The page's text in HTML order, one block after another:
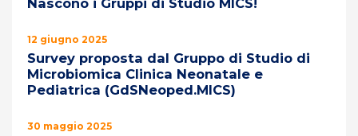
Nascono i Gruppi di Studio MICS!
12 giugno 2025
Survey proposta dal Gruppo di Studio di
Microbiomica Clinica Neonatale e
Pediatrica (GdSNeoped.MICS)
30 maggio 2025